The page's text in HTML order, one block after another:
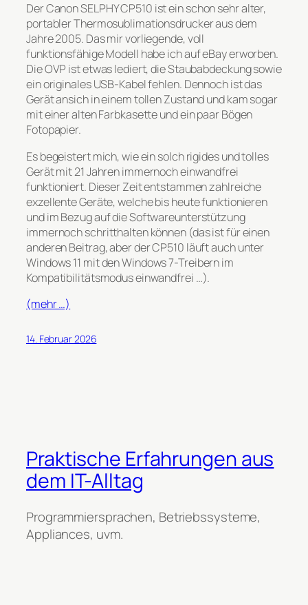
Der Canon SELPHY CP510 ist ein schon sehr alter,
portabler Thermosublimationsdrucker aus dem
Jahre 2005. Das mir vorliegende, voll
funktionsfähige Modell habe ich auf eBay erworben.
Die OVP ist etwas lediert, die Staubabdeckung sowie
ein originales USB-Kabel fehlen. Dennoch ist das
Gerät ansich in einem tollen Zustand und kam sogar
mit einer alten Farbkasette und ein paar Bögen
Fotopapier.
Es begeistert mich, wie ein solch rigides und tolles
Gerät mit 21 Jahren immernoch einwandfrei
funktioniert. Dieser Zeit entstammen zahlreiche
exzellente Geräte, welche bis heute funktionieren
und im Bezug auf die Softwareunterstützung
immernoch schritthalten können (das ist für einen
anderen Beitrag, aber der CP510 läuft auch unter
Windows 11 mit den Windows 7-Treibern im
Kompatibilitätsmodus einwandfrei …).
(mehr …)
14. Februar 2026
Praktische Erfahrungen aus
dem IT-Alltag
Programmiersprachen, Betriebssysteme,
Appliances, uvm.